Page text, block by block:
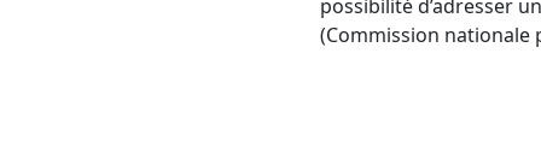
possibilité d’adresser
(Commission nationale